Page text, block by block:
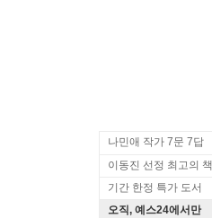
나민애 작가 7문 7답
이동진 선정 최고의 책
기간 한정 특가 도서
오직, 예스24에서만